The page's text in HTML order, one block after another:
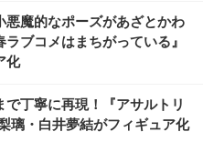
悪魔的なポーズがあざとかわ
ブコメはまちがっている』
化
丁寧に再現！『アサルトリ
璃・白井夢結がフィギュア化